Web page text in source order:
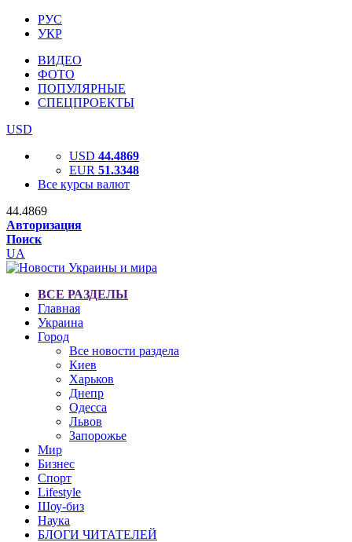
РУС
УКР
ВИДЕО
ФОТО
ПОПУЛЯРНЫЕ
СПЕЦПРОЕКТЫ
USD
USD 44.4869
EUR 51.3348
Все курсы валют
44.4869
Авторизация
Поиск
UA
ВСЕ РАЗДЕЛЫ
Главная
Украина
Город
Все новости раздела
Киев
Харьков
Днепр
Одесса
Львов
Запорожье
Мир
Бизнес
Спорт
Lifestyle
Шоу-биз
Наука
БЛОГИ ЧИТАТЕЛЕЙ